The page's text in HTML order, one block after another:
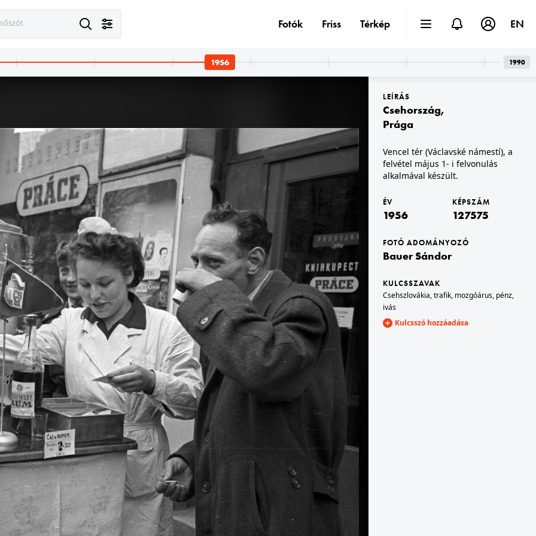
Budapest XIII.
Birkózók és Mikus Sándor Labdarúgók szobra a Népstadion szoborkertjében, Szomor László Kígyóölő szobra Szolnokon a vérellátónál került később felállításra.
1956 · Budapest III. · Óbuda
a Szovjetunió megrendelésére készült Eduard Bagrickij oldalkerekes személyszállító gőzhajó kabinja.
1956 · Budapest III. · Óbuda
a Szovjetunió megrendelésére készült Eduard Bagrickij oldalkerekes személyszállító gőzhajó kabinja.
1956 · Budapest III. · Óbuda
a Hajógyári-sziget melletti Duna-ág, a Szovjetunió megrendelésére készült Eduard Bagrickij oldalkerekes személyszállító gőzhajó fedélzete.
1956 · Budapest III. · Óbuda
a Hajógyári-sziget melletti Duna-ág, a Szovjetunió megrendelésére készült Eduard Bagrickij oldalkerekes személyszállító gőzhajó kormányállása.
· Budapest III. · Óbuda
Hajógyár és az Árpád (Sztálin) híd, a Szovjetunió megrendelésére készült Eduard Bagrickij oldalkerekes személyszállító gőzhajó fedélzetéről nézve.
1956 · Budapest III. · Óbuda
a Szovjetunió megrendelésére készült Eduard Bagrickij oldalkerekes személyszállító gőzhajó a Dunán az Árpád (Sztálin) hídnál.
1956 · Budapest III. · Óbuda
a Szovjetunió megrendelésére készült Eduard Bagrickij oldalkerekes személyszállító gőzhajó a Dunán az Árpád (Sztálin) hídnál.
1956 · Budapest III. · Óbuda
a Szovjetunió megrendelésére készült Eduard Bagrickij oldalkerekes személyszállító gőzhajó a Dunán, a Hajógyári-sziget mellett
Budapest
készült Eduard Bagrickij oldalkerekes személyszállító gőzhajó fedélzete, jobbra a Margit híd és a Margit-sziget.
1956 · Budapest II.
a Szovjetunió megrendelésére készült Eduard Bagrickij oldalkerekes személyszállító gőzhajó a fedélzete, balra a Bem rakpart házsora.
1956 · Budapest
a Szovjetunió megrendelésére készült Eduard Bagrickij oldalkerekes személyszállító gőzhajó kormányállása, az ablakon keresztül a Széchenyi Lánchíd és a Gellért-hegy látszik
LEÍRÁS
Csehország,
Prága
Vencel tér (Václavské námestí), a
felvétel május 1- i felvonulás
alkalmával készült.
ÉV
1956
KÉPSZÁM
127575
FOTÓ ADOMÁNYOZÓ
Bauer Sándor
KULCSSZAVAK
Csehszlovákia,trafik, mozgóárus, pénz,
ivás
Kulcsszó hozzáadása
Fotók Friss Térkép EN
1990
1956